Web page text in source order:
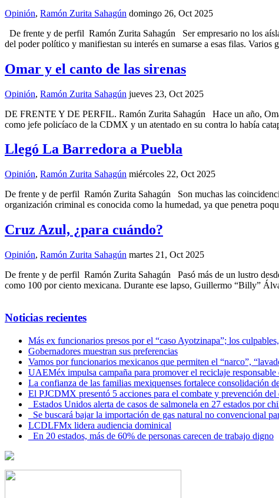
Opinión, Ramón Zurita Sahagún domingo 26, Oct 2025
De frente y de perfil Ramón Zurita Sahagún Ser empresario no los
del poder político y manifiestan su interés en sumarse a esas filas.
Omar y el canto de las sirenas
Opinión, Ramón Zurita Sahagún jueves 23, Oct 2025
DE FRENTE Y DE PERFIL. Ramón Zurita Sahagún Hace un año,
como jefe policíaco de la CDMX y un atentado en su contra lo había
Llegó La Barredora a Puebla
Opinión, Ramón Zurita Sahagún miércoles 22, Oct 2025
De frente y de perfil Ramón Zurita Sahagún Son muchas las
organización criminal es conocida como la humedad, ya que penetra
Cruz Azul, ¿para cuándo?
Opinión, Ramón Zurita Sahagún martes 21, Oct 2025
De frente y de perfil Ramón Zurita Sahagún Pasó más de un lustro
como 100 por ciento mexicana. Durante ese lapso, Guillermo “Billy”
Noticias recientes
Más ex funcionarios presos por el “caso Ayotzinapa”; los
Gobernadores muestran sus preferencias
Vamos por funcionarios mexicanos que permiten el “narco”,
UAEMéx impulsa campaña para promover el reciclaje responsable
La confianza de las familias mexiquenses fortalece consolidación
El PJCDMX presentó 5 acciones para el combate y prevención
Estados Unidos alerta de casos de salmonela en 27 estados por
Se buscará bajar la importación de gas natural no convencional
LCDLFMx lidera audiencia dominical
En 20 estados, más de 60% de personas carecen de trabajo digno